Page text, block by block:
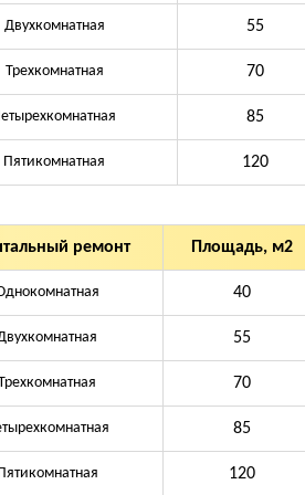
Двухкомнатная 55
Трехкомнатная 70
85
Пятикомнатная 120
ремонт Площадь, м2
40
55
70
85
120